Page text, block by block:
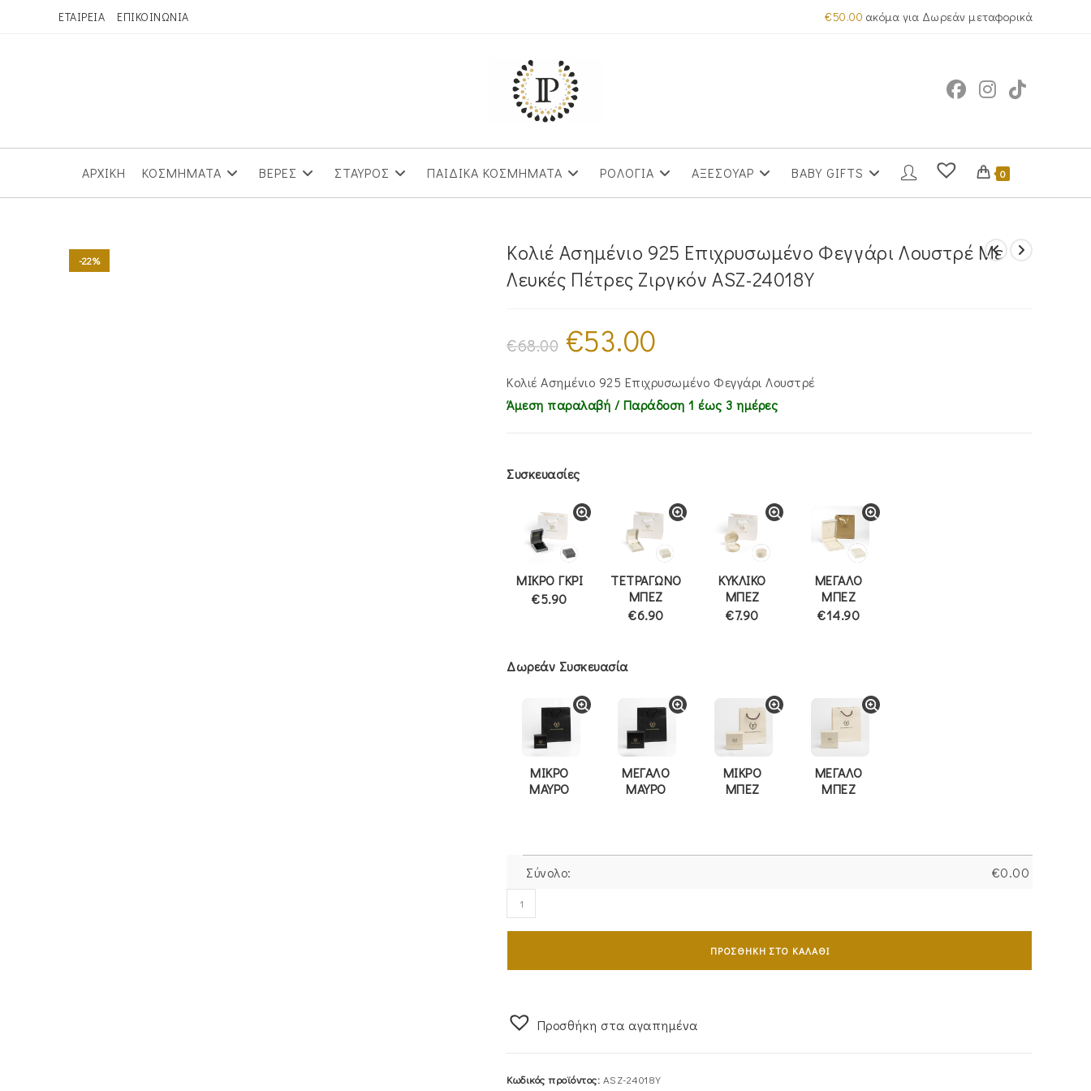
ΕΤΑΙΡΕΙΑ ΕΠΙΚΟΙΝΩΝΙΑ €50.00 ακόμα για Δωρεάν μεταφορικά
ΑΡΧΙΚΗ ΚΟΣΜΗΜΑΤΑ ΒΕΡΕΣ ΣΤΑΥΡΟΣ ΠΑΙΔΙΚΑ ΚΟΣΜΗΜΑΤΑ ΡΟΛΟΓΙΑ ΑΞΕΣΟΥΑΡ BABY GIFTS 0
-22%
Κολιέ Ασημένιο 925 Επιχρυσωμένο Φεγγάρι Λουστρέ Με
Λευκές Πέτρες Ζιργκόν ASZ-24018Y
€68.00
Original
price
was:
€53.00
€53.00.
Κολιέ Ασημένιο 925 Επιχρυσωμένο Φεγγάρι Λουστρέ
Άμεση παραλαβή / Παράδoση 1 έως 3 ημέρες
Συσκευασίες
ΜΙΚΡΟ ΓΚΡΙ
€5.90
ΤΕΤΡΑΓΩΝΟ
ΜΠΕΖ
€6.90
ΚΥΚΛΙΚΟ
ΜΠΕΖ
€7.90
ΜΕΓΑΛΟ
ΜΠΕΖ
€14.90
Δωρεάν Συσκευασία
ΜΙΚΡΟ
ΜΑΥΡΟ
ΜΕΓΑΛΟ
ΜΑΥΡΟ
ΜΙΚΡΟ
ΜΠΕΖ
ΜΕΓΑΛΟ
ΜΠΕΖ
Σύνολο: €0.00
Κολιέ
Ασημένιο
Με
Ζιργκόν
ΠΡΟΣΘΉΚΗ ΣΤΟ ΚΑΛΆΘΙ
Προσθήκη στα αγαπημένα
Κωδικός προϊόντος: ASZ-24018Y